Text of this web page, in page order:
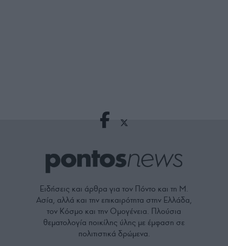
Ειδήσεις και άρθρα για τον Πόντο και τη Μ.
Ασία, αλλά και την επικαιρότητα στην Ελλάδα,
τον Κόσμο και την Ομογένεια. Πλούσια
θεματολογία ποικίλης ύλης με έμφαση σε
πολιτιστικά δρώμενα.